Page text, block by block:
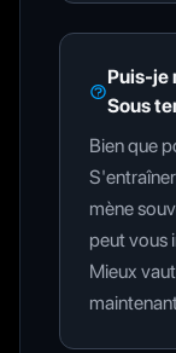
Puis-je
Sous
Bien que
mène
peut vous
Mieux